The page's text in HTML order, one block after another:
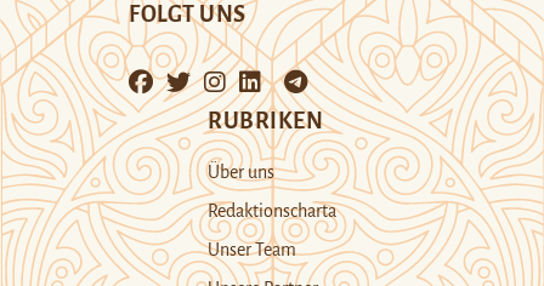
FOLGT UNS
RUBRIKEN
Über uns
Redaktionscharta
Unser Team